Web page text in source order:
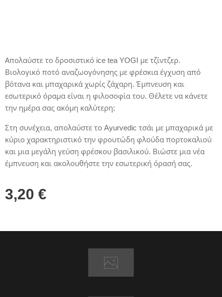
Απολαύστε το δροσιστικό ice tea YOGI με τζίντζερ.
Βιολογικό ποτό αναζωογόνησης με φρέσκια έγχυση από
βότανα και μπαχαρικά χωρίς ζάχαρη. Έμπνευση και
εσωτερικό όραμα είναι η φιλοσοφία του. Θέλετε να κάνετε
την ημέρα σας ακόμη καλύτερη;
Στη συνέχεια, απολαύστε το Ayurvedic τσάι με μπαχαρικά με
κύριο χαρακτηριστικό την φρουτώδη φλούδα πορτοκαλιού
και μια μεγάλη γεύση φρέσκου βασιλικού. Βιώστε μια νέα
έμπνευση και ακολουθήστε την εσωτερική όρασή σας.
3,20 €